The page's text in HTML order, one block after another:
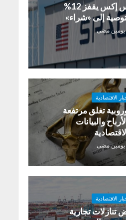
سهم سبيس إكس يقفز 12%
إلى «شراء»
يومين مضى
الاقتصادية
تغلق مرتفعة
والبيانات
يومين مضى
الاقتصادية
تنازلات تجارية